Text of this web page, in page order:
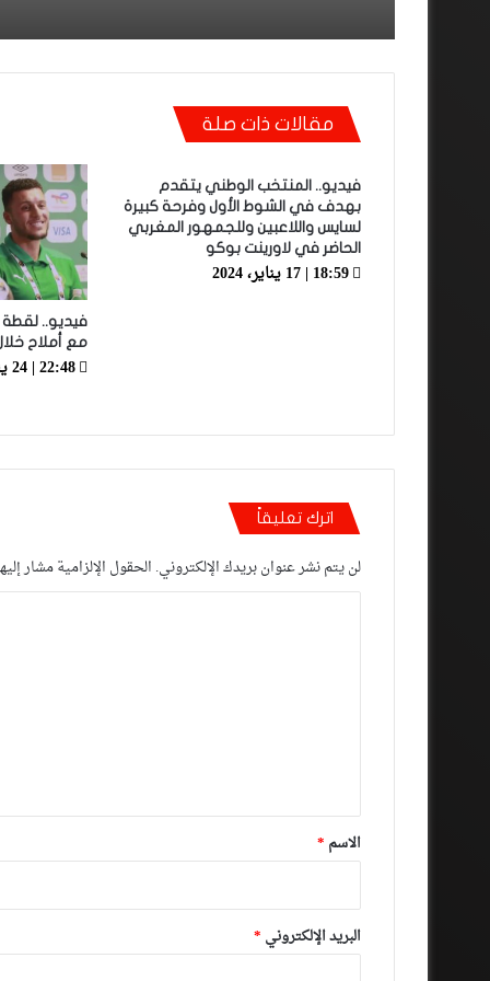
مقالات ذات صلة
فيديو.. المنتخب الوطني يتقدم
بهدف في الشوط الأول وفرحة كبيرة
لسايس واللاعبين وللجمهور المغربي
الحاضر في لاورينت بوكو
18:59 | 17 يناير، 2024
فيديو..
مع أملاح
22:48 | 24 يناير، 2022
اترك تعليقاً
لن يتم نشر عنوان بريدك الإلكتروني.الحقول الإلزامية مشار
*
الاسم *
البريد الإلكتروني *